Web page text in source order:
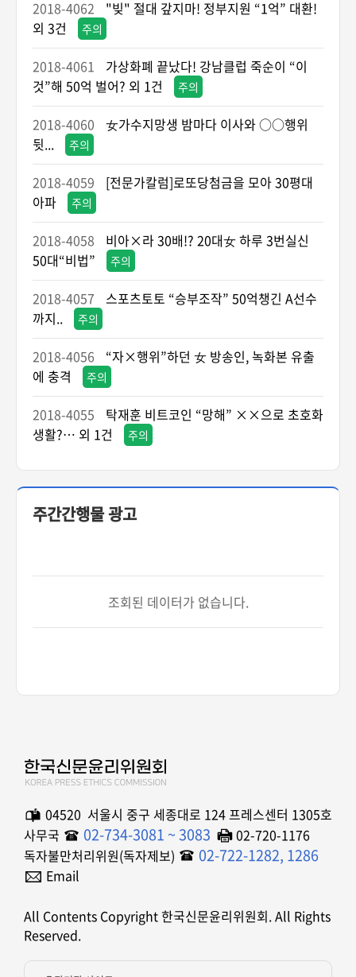
2018-4062
"빚" 절대 갚지마! 정부지원 “1억” 대환!
외 3건
주의
2018-4061
가상화폐 끝났다! 강남클럽 죽순이 “이
것”해 50억 벌어? 외 1건
주의
2018-4060
女가수지망생 밤마다 이사와 ○○행위
뒷...
주의
2018-4059
[전문가칼럼]로또당첨금을 모아 30평대
아파
주의
2018-4058
비아×라 30배!? 20대女 하루 3번실신
50대“비법”
주의
2018-4057
스포츠토토 “승부조작” 50억챙긴 A선수
까지..
주의
2018-4056
“자×행위”하던 女 방송인, 녹화본 유출
에 충격
주의
2018-4055
탁재훈 비트코인 “망해” ××으로 초호화
생활?… 외 1건
주의
주간간행물 광고
조회된 데이터가 없습니다.
04520 서울시 중구 세종대로 124 프레스센터 1305호
사무국
02-734-3081 ~ 3083
02-720-1176
독자불만처리위원(독자제보)
02-722-1282, 1286
Email
All Contents Copyright 한국신문윤리위원회. All Rights
Reserved.